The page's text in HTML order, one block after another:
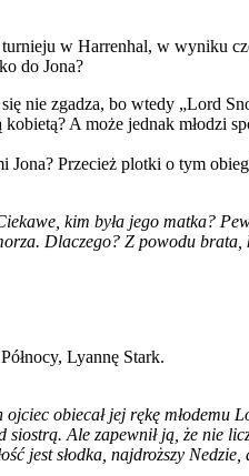
w Harrenhal, w wyniku
do Jona?
nie zgadza, bo wtedy „Lord
A może jednak młodzi
Przecież plotki o tym
kim była jego matka?
Dlaczego? Z powodu brata,
Lyannę Stark.
obiecał jej rękę młodemu
Ale zapewnił ją, że nie
jest słodka, najdroższy